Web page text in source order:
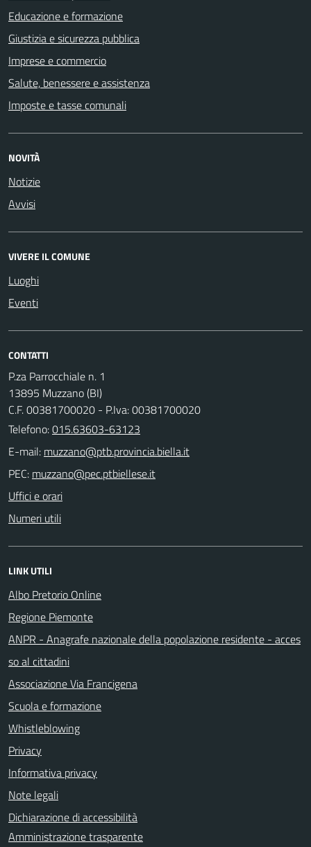
Educazione e formazione
Giustizia e sicurezza pubblica
Imprese e commercio
Salute, benessere e assistenza
Imposte e tasse comunali
NOVITÀ
Notizie
Avvisi
VIVERE IL COMUNE
Luoghi
Eventi
CONTATTI
P.za Parrocchiale n. 1
13895 Muzzano (BI)
C.F. 00381700020 - P.Iva: 00381700020
Telefono:015.63603-63123
E-mail:
PEC:
Uffici e orari
Numeri utili
LINK UTILI
Albo Pretorio Online
Regione Piemonte
ANPR - Anagrafe nazionale della popolazione residente - acces
so al cittadini
Associazione Via Francigena
Scuola e formazione
Whistleblowing
Privacy
Informativa privacy
Note legali
Dichiarazione di accessibilità
Amministrazione trasparente